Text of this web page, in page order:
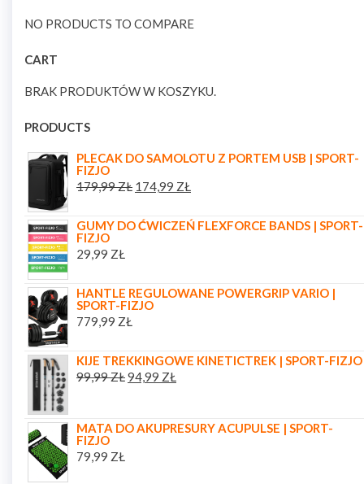
NO PRODUCTS TO COMPARE
CART
BRAK PRODUKTÓW W KOSZYKU.
PRODUCTS
PLECAK DO SAMOLOTU Z PORTEM USB | SPORT-
FIZJO
179,99ZŁ 174,99 ZŁ
GUMY DO ĆWICZEŃ FLEXFORCE BANDS | SPORT-
FIZJO
29,99 ZŁ
HANTLE REGULOWANE POWERGRIP VARIO |
SPORT-FIZJO
779,99 ZŁ
KIJE TREKKINGOWE KINETICTREK | SPORT-FIZJO
99,99ZŁ94,99 ZŁ
MATA DO AKUPRESURY ACUPULSE | SPORT-
FIZJO
79,99 ZŁ